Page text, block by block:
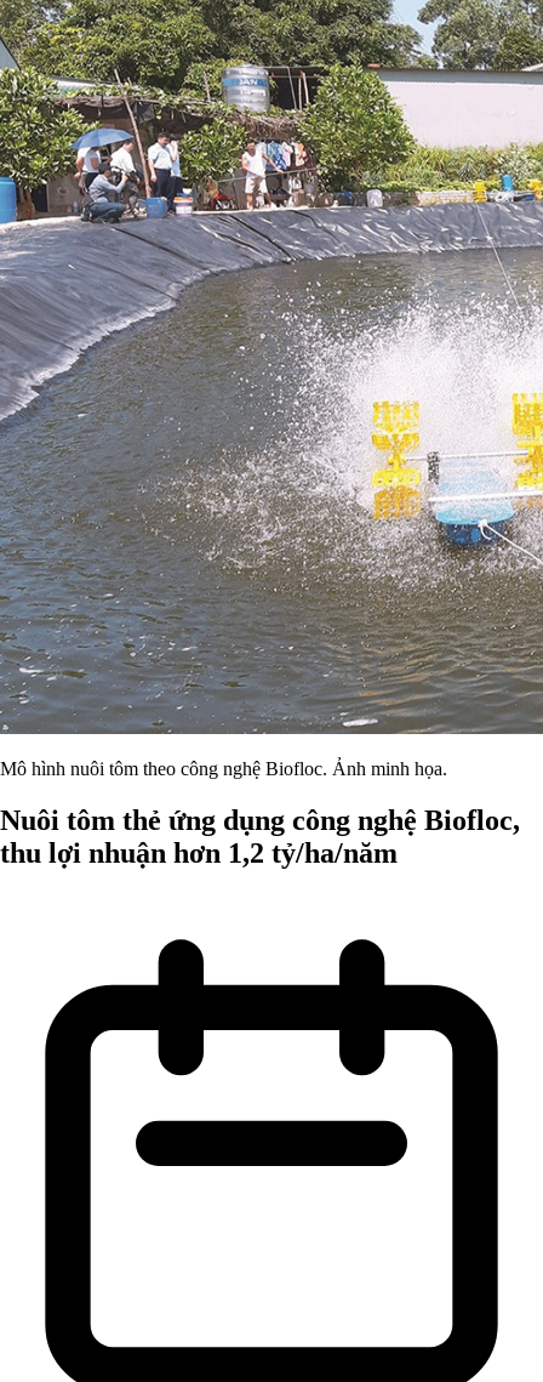
Mô hình nuôi tôm theo công nghệ Biofloc. Ảnh minh họa.
Nuôi tôm thẻ ứng dụng công nghệ Biofloc,
thu lợi nhuận hơn 1,2 tỷ/ha/năm